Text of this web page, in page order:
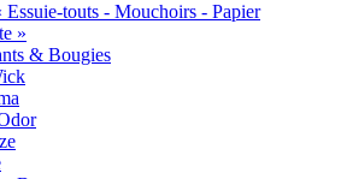
Essuie-touts - Mouchoirs - Papier
»
& Bougies